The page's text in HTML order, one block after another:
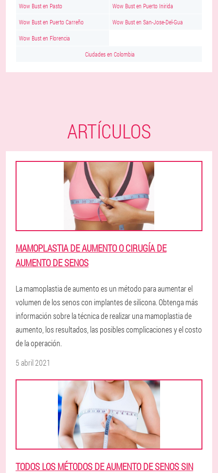
Wow Bust en Pasto Wow Bust en Puerto Inirida
Wow Bust en Puerto Carreño Wow Bust en San-Jose-Del-Gua
Wow Bust en Florencia
Ciudades en Colombia
ARTÍCULOS
MAMOPLASTIA DE AUMENTO O CIRUGÍA DE
AUMENTO DE SENOS
La mamoplastia de aumento es un método para aumentar el
volumen de los senos con implantes de silicona. Obtenga más
información sobre la técnica de realizar una mamoplastia de
aumento, los resultados, las posibles complicaciones y el costo
de la operación.
5 abril 2021
TODOS LOS MÉTODOS DE AUMENTO DE SENOS SIN